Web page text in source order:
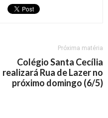
Próxima matéria
Colégio Santa Cecília
realizará Rua de Lazer no
próximo domingo (6/5)